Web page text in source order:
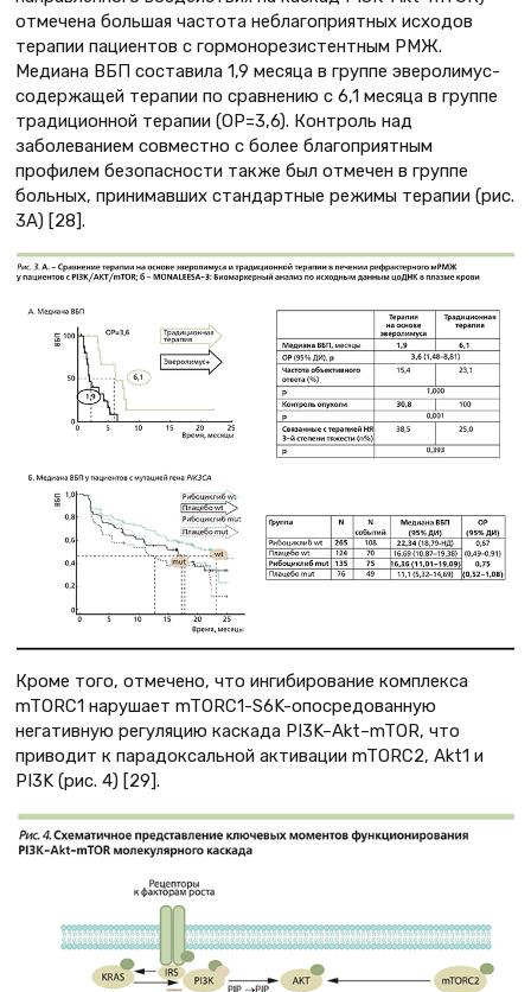
отмечена большая частота неблагоприятных исходов
терапии пациентов с гормонорезистентным РМЖ.
Медиана ВБП составила 1,9 месяца в группе эверолимус-
содержащей терапии по сравнению с 6,1 месяца в группе
традиционной терапии (ОР=3,6). Контроль над
заболеванием совместно с более благоприятным
профилем безопасности также был отмечен в группе
больных, принимавших стандартные режимы терапии (рис.
3А) [28].
Кроме того, отмечено, что ингибирование комплекса
mTORC1 нарушает mTORC1-S6K-опосредованную
негативную регуляцию каскада PI3K–Akt–mTOR, что
приводит к парадоксальной активации mTORC2, Akt1 и
PI3K (рис. 4) [29].